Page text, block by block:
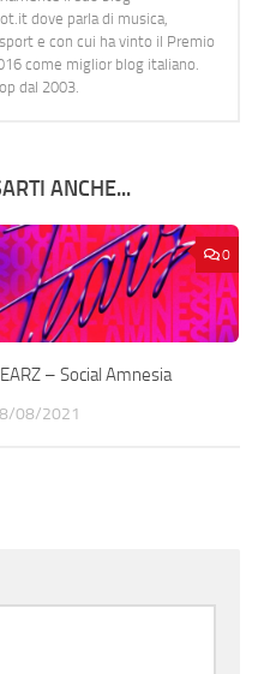
dove parla di musica,
e con cui ha vinto il Premio
come miglior blog italiano.
dal 2003.
ANCHE...
0
– Social Amnesia
08/2021